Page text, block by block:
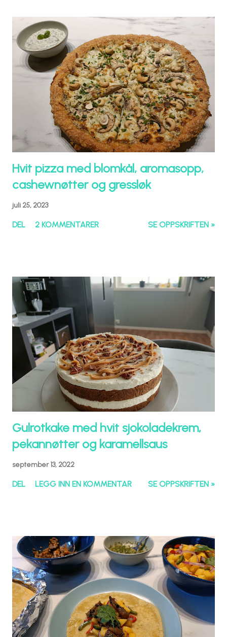
Hvit pizza med blomkål, aromasopp,
cashewnøtter og gressløk
juli 25, 2023
DEL 2 KOMMENTARER SE OPPSKRIFTEN »
Gulrotkake med hvit sjokoladekrem,
pekannøtter og karamellsaus
september 13, 2022
DEL LEGG INN EN KOMMENTAR SE OPPSKRIFTEN »